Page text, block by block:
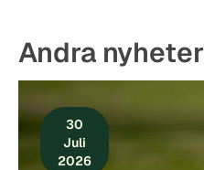
Andra nyheter
30
Juli
2026